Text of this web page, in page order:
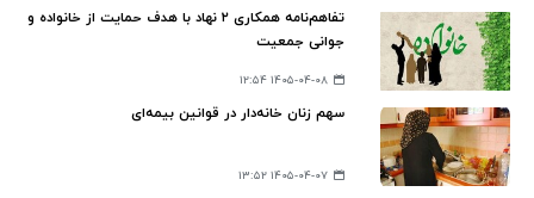
تفاهم‌نامه همکاری ۲ نهاد با هدف حمایت از خانواده و
جوانی جمعیت
۱۴۰۵-۰۴-۰۸ ۱۲:۵۴
سهم زنان خانه‌دار در قوانین بیمه‌ای
۱۴۰۵-۰۴-۰۷ ۱۳:۵۲